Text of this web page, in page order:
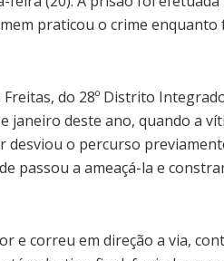
praticou o crime
do 28º Distrito
janeiro deste ano, quando a
o percurso
passou a ameaçá-la e
e correu em direção a via,